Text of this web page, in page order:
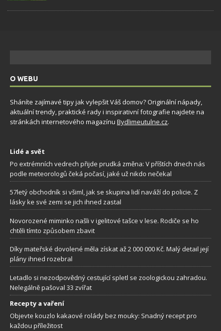
O WEBU
Sháníte zajímavé tipy jak vylepšit Váš domov? Originální nápady,
aktuální trendy, praktické rady i inspirativní fotografie najdete na
stránkách internetového magazínu Bydlimeutulne.cz.
Lidé a svět
Po extrémních vedrech přijde prudká změna: V příštích dnech nás
podle meteorologů čeká počasí, jaké už nikdo nečekal
57letý obchodník si všiml, jak se skupina lidí naváží do policie. Z
lásky ke své zemi se jich ihned zastal
Novorozené miminko našli v igelitové tašce v lese. Rodiče se ho
chtěli tímto způsobem zbavit
Díky mateřské dovolené měla získat až 2 000 000 Kč. Malý detail její
plány ihned rozebral
Letadlo si nezodpovědný cestující spletl se zoologickou zahradou.
Nelegálně pašoval 33 zvířat
Recepty a vaření
Objevte kouzlo kakaové rolády bez mouky: Snadný recept pro
každou příležitost